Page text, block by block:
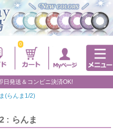
0
日発送＆コンビニ決済OK!
(らんま1/2)
: らんま